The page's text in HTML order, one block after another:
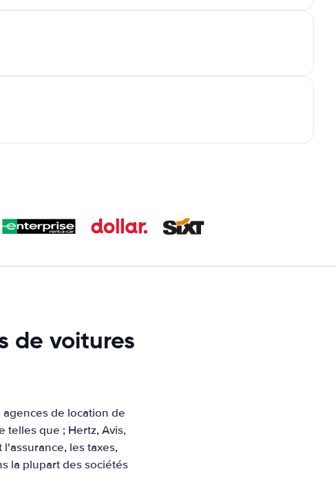
de voitures
de location de
telles que ; Hertz, Avis,
l'assurance, les taxes,
la plupart des sociétés